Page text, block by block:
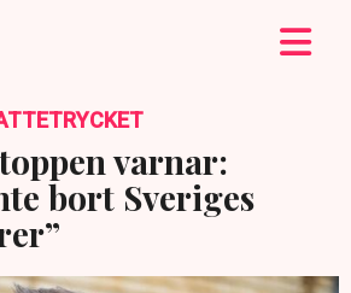
varnar:
bort Sveriges